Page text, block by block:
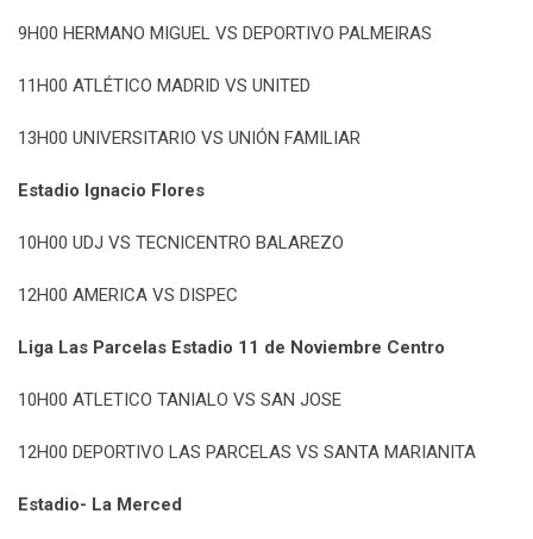
9H00 HERMANO MIGUEL VS DEPORTIVO PALMEIRAS
11H00 ATLÉTICO MADRID VS UNITED
13H00 UNIVERSITARIO VS UNIÓN FAMILIAR
Estadio Ignacio Flores
10H00 UDJ VS TECNICENTRO BALAREZO
12H00 AMERICA VS DISPEC
Liga Las Parcelas Estadio 11 de Noviembre Centro
10H00 ATLETICO TANIALO VS SAN JOSE
12H00 DEPORTIVO LAS PARCELAS VS SANTA MARIANITA
Estadio- La Merced